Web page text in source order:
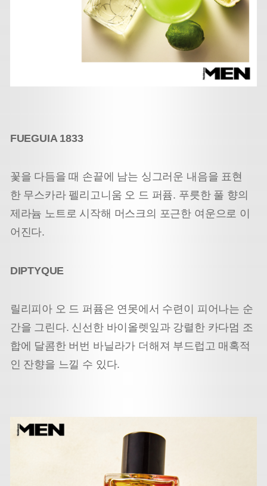
FUEGUIA 1833
꽃을 다듬을 때 손끝에 남는 싱그러운 내음을 표현
한 무스카라 펠리고니움 오 드 퍼퓸. 푸릇한 풀 향의
제라늄 노트로 시작해 머스크의 포근한 여운으로 이
어진다.
DIPTYQUE
릴리피아 오 드 퍼퓸은 연못에서 수련이 피어나는 순
간을 그린다. 신선한 바이올렛잎과 강렬한 카다멈 조
합에 달콤한 버번 바닐라가 더해져 부드럽고 매혹적
인 잔향을 느낄 수 있다.